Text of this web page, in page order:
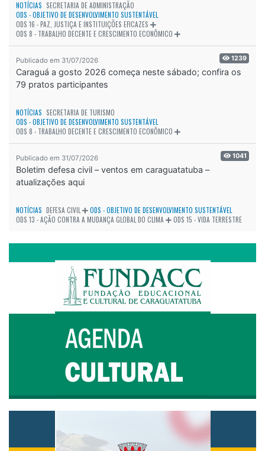
NOTÍCIAS SECRETARIA DE ADMINISTRAÇÃO
ODS - OBJETIVO DE DESENVOLVIMENTO SUSTENTÁVEL
ODS 16 - PAZ, JUSTIÇA E INSTITUIÇÕES EFICAZES
ODS 8 - TRABALHO DECENTE E CRESCIMENTO ECONÔMICO
Publicado em 31/07/2026 1239
Caraguá a gosto 2026 começa neste sábado; confira os
79 pratos participantes
NOTÍCIAS SECRETARIA DE TURISMO
ODS - OBJETIVO DE DESENVOLVIMENTO SUSTENTÁVEL
ODS 8 - TRABALHO DECENTE E CRESCIMENTO ECONÔMICO
Publicado em 31/07/2026 1041
Boletim defesa civil – ventos em caraguatatuba –
atualizações aqui
NOTÍCIAS DEFESA CIVIL
ODS - OBJETIVO DE DESENVOLVIMENTO SUSTENTÁVEL
ODS 13 - AÇÃO CONTRA A MUDANÇA GLOBAL DO CLIMA
ODS 15 - VIDA TERRESTRE